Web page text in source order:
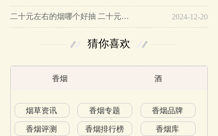
二十元左右的烟哪个好抽 二十元左右的香烟排行榜最新款… 2024-12-20
猜你喜欢
香烟 酒
烟草资讯 香烟专题 香烟品牌
香烟评测 香烟排行榜 香烟库